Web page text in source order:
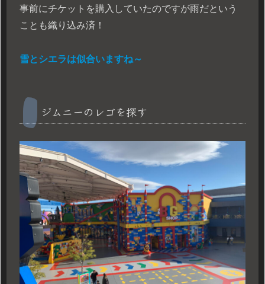
事前にチケットを購入していたのですが雨だという
ことも織り込み済！
雪と シエラは似合いますね～
ジムニーのレゴを探す